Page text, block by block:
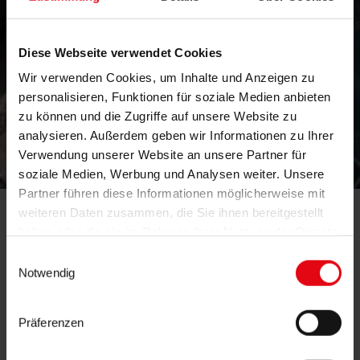
Diese Webseite verwendet Cookies
Wir verwenden Cookies, um Inhalte und Anzeigen zu
personalisieren, Funktionen für soziale Medien anbieten
zu können und die Zugriffe auf unsere Website zu
analysieren. Außerdem geben wir Informationen zu Ihrer
Verwendung unserer Website an unsere Partner für
soziale Medien, Werbung und Analysen weiter. Unsere
Partner führen diese Informationen möglicherweise mit
weiteren Daten zusammen, die Sie ihnen bereitgestellt
Notwendig
Präferenzen
mehr
rohstoff
Spannende Zeiten im Bereich
Bauen und